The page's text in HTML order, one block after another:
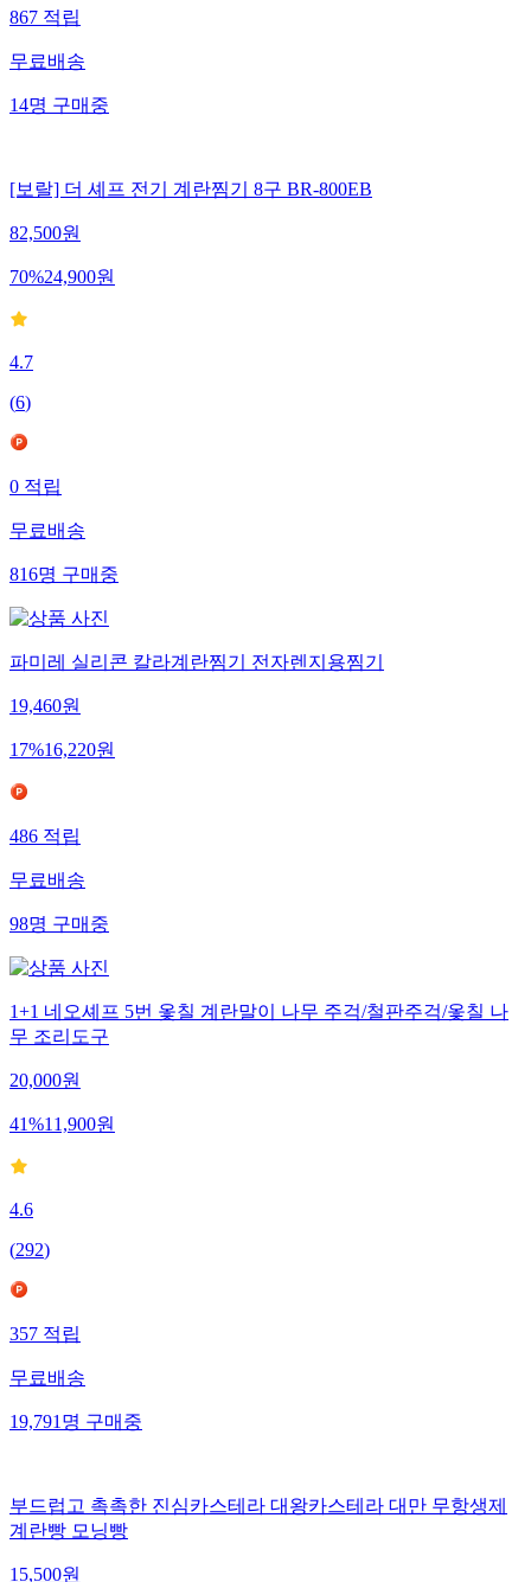
867적립
무료배송
14명구매중
[보랄] 더 셰프 전기 계란찜기 8구 BR-800EB
82,500원
70%24,900원
4.7
(6)
0적립
무료배송
816명구매중
파미레 실리콘 칼라계란찜기 전자렌지용찜기
19,460원
17%16,220원
486적립
무료배송
98명구매중
1+1 네오셰프 5번 옻칠 계란말이 나무 주걱/철판주걱/옻칠 나
무 조리도구
20,000원
41%11,900원
4.6
(292)
357적립
무료배송
19,791명구매중
부드럽고 촉촉한 진심카스테라 대왕카스테라 대만 무항생제
계란빵 모닝빵